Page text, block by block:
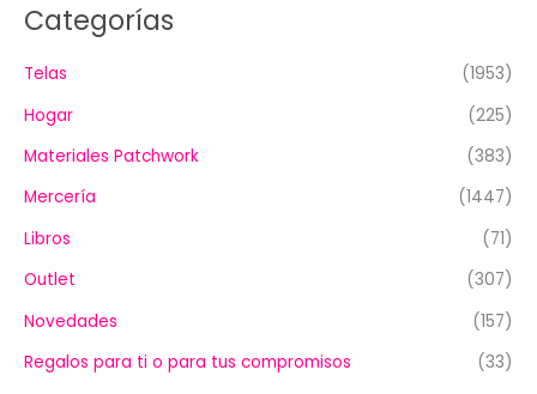
Categorías
Telas
(1953)
Hogar
(225)
Materiales Patchwork
(383)
Mercería
(1447)
Libros
(71)
Outlet
(307)
Novedades
(157)
Regalos para ti o para tus compromisos
(33)